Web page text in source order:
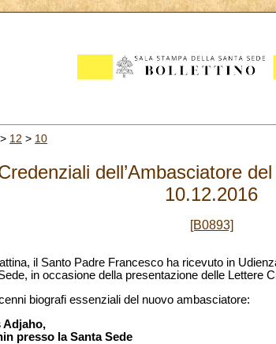
> 12 > 10
dell’Ambasciatore
10.12.2016
[B0893]
il Santo Padre Francesco ha ricevuto in
in occasione della presentazione delle Lettere
biografi essenziali del nuovo ambasciatore:
Adjaho,
presso la Santa Sede